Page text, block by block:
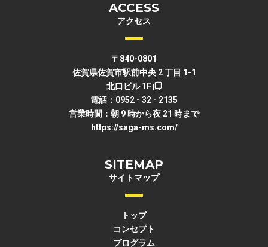
ACCESS
アクセス
〒840-0801
佐賀県佐賀市駅前中央 2 丁目 1-1
北口ビル 1F
電話：0952 - 32 - 2135
営業時間：朝 9 時から夜 21 時まで
https://saga-ms.com/
SITEMAP
サイトマップ
トップ
コンセプト
プログラム